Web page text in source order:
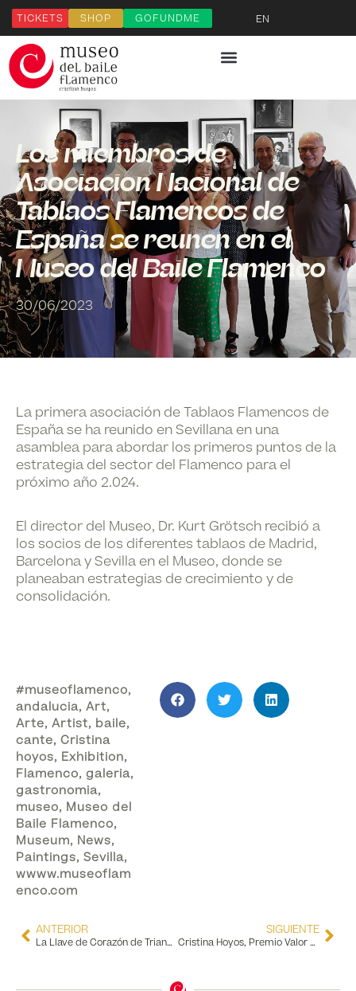
TICKETS SHOP GOFUNDME EN
Los miembros de
Asociación Nacional de
Tablaos Flamencos de
España se reúnen en el
Museo del Baile Flamenco
30/06/2023
La primera asociación de Tablaos Flamencos de
España se ha reunido en Sevillana en una
asamblea para abordar los primeros puntos de la
estrategia del sector del Flamenco para el
próximo año 2.024.
El director del Museo, Dr. Kurt Grötsch recibió a
los socios de los diferentes tablaos de Madrid,
Barcelona y Sevilla en el Museo, donde se
planeaban estrategias de crecimiento y de
consolidación.
#museoflamenco,
andalucia, Art,
Arte, Artist, baile,
cante, Cristina
hoyos, Exhibition,
Flamenco, galeria,
gastronomia,
museo, Museo del
Baile Flamenco,
Museum, News,
Paintings, Sevilla,
wwww.museoflam
enco.com
ANTERIOR
La Llave de Corazón de Triana para el director del Museo del Baile Flamenco, Kurt Grötsch
SIGUIENTE
Cristina Hoyos, Premio Valor Añadido 2023